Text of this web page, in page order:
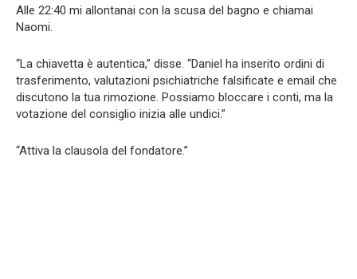
Alle 22:40 mi allontanai con la scusa del bagno e chiamai
Naomi.
“La chiavetta è autentica,” disse. “Daniel ha inserito ordini di
trasferimento, valutazioni psichiatriche falsificate e email che
discutono la tua rimozione. Possiamo bloccare i conti, ma la
votazione del consiglio inizia alle undici.”
“Attiva la clausola del fondatore.”